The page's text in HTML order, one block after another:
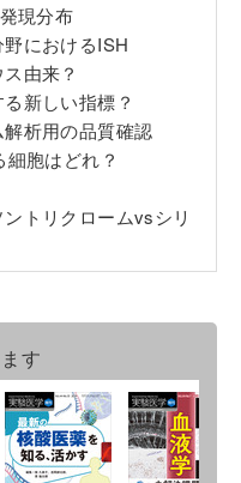
現分布
におけるISH
由来？
新しい指標？
析用の品質確認
胞はどれ？
トリクロームvsシリ
す